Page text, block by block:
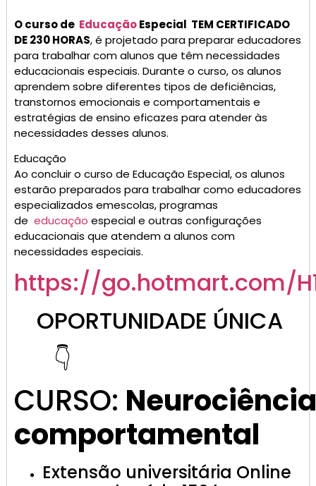
O curso de EducaçãoEspecial TEM CERTIFICADO
DE 230 HORAS, é projetado para preparar educadores
para trabalhar com alunos que têm necessidades
educacionais especiais. Durante o curso, os alunos
aprendem sobre diferentes tipos de deficiências,
transtornos emocionais e comportamentais e
estratégias de ensino eficazes para atender às
necessidades desses alunos.
Educação
Ao concluir o curso de Educação Especial, os alunos
estarão preparados para trabalhar como educadores
especializados emescolas, programas
de educação especial e outras configurações
educacionais que atendem a alunos com
necessidades especiais.
https://go.hotmart.com/
OPORTUNIDADE ÚNICA
👇
CURSO: Neurociência
comportamental
Extensão universitária Online